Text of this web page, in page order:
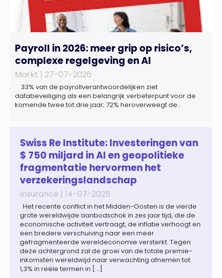
Payroll in 2026: meer grip op risico’s,
complexe regelgeving en AI
Markt | 27-07-2026
33% van de payrollverantwoordelijken ziet
databeveiliging als een belangrijk verbeterpunt voor de
komende twee tot drie jaar; 72% heroverweegt de
zich steeds vaker tot een zelfstandige bedrijfsfunctie: bij
43% van […]
Swiss Re Institute: Investeringen van
$ 750 miljard in AI en geopolitieke
fragmentatie hervormen het
verzekeringslandschap
Insurance | 14-07-2026
Het recente conflict in het Midden-Oosten is de vierde
grote wereldwijde aanbodschok in zes jaar tijd, die de
economische activiteit vertraagt, de inflatie verhoogt en
een bredere verschuiving naar een meer
gefragmenteerde wereldeconomie versterkt. Tegen
deze achtergrond zal de groei van de totale premie-
inkomsten wereldwijd naar verwachting afnemen tot
1,3% in reële termen in […]